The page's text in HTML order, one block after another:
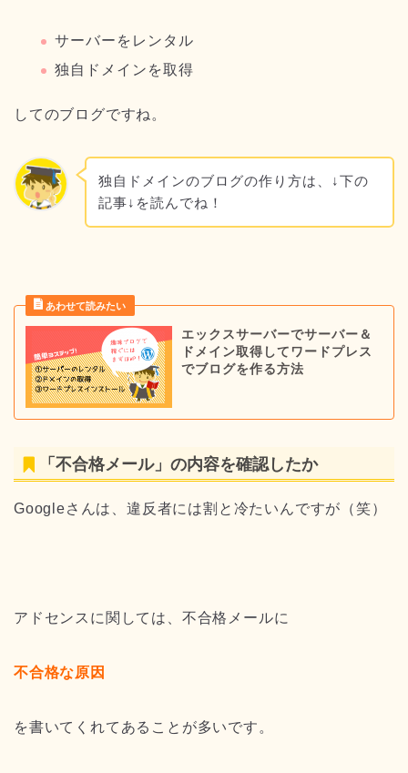
サーバーをレンタル
独自ドメインを取得
してのブログですね。
独自ドメインのブログの作り方は、↓下の
記事↓を読んでね！
エックスサーバーでサーバー＆
ドメイン取得してワードプレス
でブログを作る方法
「不合格メール」の内容を確認したか
Googleさんは、違反者には割と冷たいんですが（笑）
アドセンスに関しては、不合格メールに
不合格な原因
を書いてくれてあることが多いです。